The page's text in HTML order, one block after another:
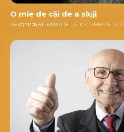
O mie de căi de a sluji
DEVOȚIONAL FAMILIE 31 DECEMBRIE 2021